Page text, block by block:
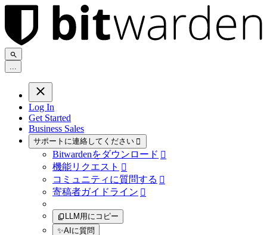
...
Log In
Get Started
Business Sales
サポートに連絡してください 
Bitwardenをダウンロード 
機能リクエスト 
コミュニティに質問する 
寄稿者ガイドライン 
LLM用にコピー
✨AIに質問